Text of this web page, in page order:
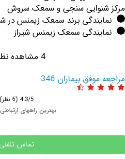
سنجی و سمعک سروش
برند سمعک زیمنس در شیراز
سمعک زیمنس شیراز
بیماران 346
بهترین راههای ارتباطی این دکتر
تماس تلفنی